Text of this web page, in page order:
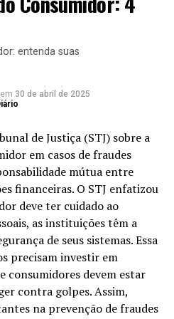
essas garantias.
levar a danos morais.
intimidado ou humilhado,
isso. A responsabilidade recai
deve garantir um
para todos os clientes.
é fundamental em situações
os estabelecimentos,
consumidores têm
sua dignidade e
protejam seus
assegurem a
prestado.
hospitais tem gerado
dos
instituições. Um caso
sobre a denunciação da
não ser responsável
Vamos explorar essa questão
entre hospitais e
hospital pode ou não
cometidos no
médico levantam discussões
entenda suas
em 30 de abril de 2025
de Justiça (STJ) sobre a
em casos de fraudes
mútua entre
financeiras. O STJ enfatizou
deve ter cuidado ao
as instituições têm a
de seus sistemas. Essa
precisam investir em
consumidores devem estar
contra golpes. Assim,
na prevenção de fraudes